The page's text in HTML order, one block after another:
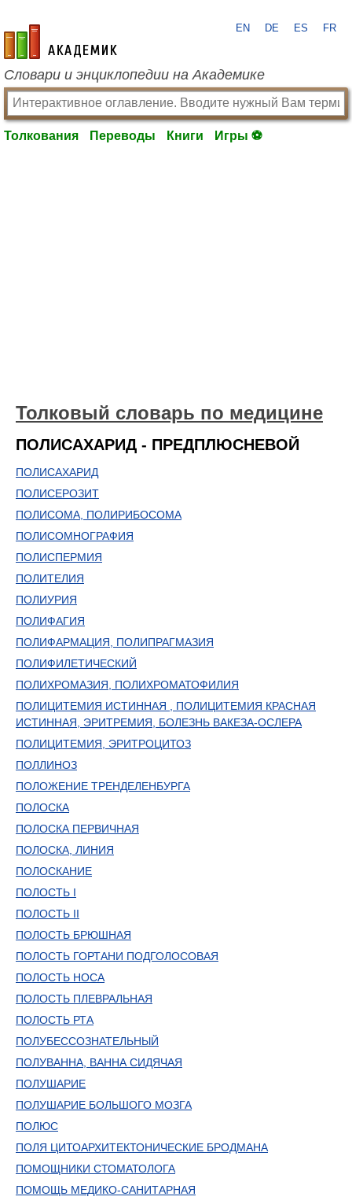
academic.ru
EN DE ES FR
Словари и энциклопедии на Академике
Толкования Переводы Книги Игры ⚽
Толковый словарь по медицине
ПОЛИСАХАРИД - ПРЕДПЛЮСНЕВОЙ
ПОЛИСАХАРИД
ПОЛИСЕРОЗИТ
ПОЛИСОМА, ПОЛИРИБОСОМА
ПОЛИСОМНОГРАФИЯ
ПОЛИСПЕРМИЯ
ПОЛИТЕЛИЯ
ПОЛИУРИЯ
ПОЛИФАГИЯ
ПОЛИФАРМАЦИЯ, ПОЛИПРАГМАЗИЯ
ПОЛИФИЛЕТИЧЕСКИЙ
ПОЛИХРОМАЗИЯ, ПОЛИХРОМАТОФИЛИЯ
ПОЛИЦИТЕМИЯ ИСТИННАЯ , ПОЛИЦИТЕМИЯ КРАСНАЯ
ИСТИННАЯ, ЭРИТРЕМИЯ, БОЛЕЗНЬ ВАКЕЗА-ОСЛЕРА
ПОЛИЦИТЕМИЯ, ЭРИТРОЦИТОЗ
ПОЛЛИНОЗ
ПОЛОЖЕНИЕ ТРЕНДЕЛЕНБУРГА
ПОЛОСКА
ПОЛОСКА ПЕРВИЧНАЯ
ПОЛОСКА, ЛИНИЯ
ПОЛОСКАНИЕ
ПОЛОСТЬ I
ПОЛОСТЬ II
ПОЛОСТЬ БРЮШНАЯ
ПОЛОСТЬ ГОРТАНИ ПОДГОЛОСОВАЯ
ПОЛОСТЬ НОСА
ПОЛОСТЬ ПЛЕВРАЛЬНАЯ
ПОЛОСТЬ РТА
ПОЛУБЕССОЗНАТЕЛЬНЫЙ
ПОЛУВАННА, ВАННА СИДЯЧАЯ
ПОЛУШАРИЕ
ПОЛУШАРИЕ БОЛЬШОГО МОЗГА
ПОЛЮС
ПОЛЯ ЦИТОАРХИТЕКТОНИЧЕСКИЕ БРОДМАНА
ПОМОЩНИКИ СТОМАТОЛОГА
ПОМОЩЬ МЕДИКО-САНИТАРНАЯ